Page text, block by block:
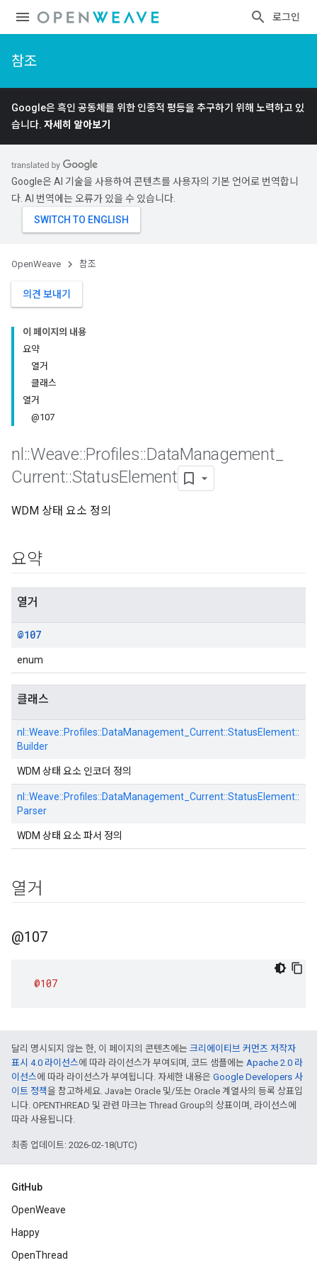
로그인
참조
Google은 흑인 공동체를 위한 인종적 평등을 추구하기 위해 노력하고 있
습니다. 자세히 알아보기
Google은 AI 기술을 사용하여 콘텐츠를 사용자의 기본 언어로 번역합니
다. AI 번역에는 오류가 있을 수 있습니다.
OpenWeave 참조
의견 보내기
이 페이지의 내용
요약
열거
클래스
열거
@107
nl ::Weave::Profiles::DataManagement
Current::StatusElement
WDM 상태 요소 정의
요약
열거
@107
enum
클래스
nl::Weave::Profiles::DataManagement_Current::StatusElement::
Builder
WDM 상태 요소 인코더 정의
nl::Weave::Profiles::DataManagement_Current::StatusElement::
Parser
WDM 상태 요소 파서 정의
열거
@107
@107
달리 명시되지 않는 한, 이 페이지의 콘텐츠에는 크리에이티브 커먼즈 저작자
표시 4.0 라이선스에 따라 라이선스가 부여되며, 코드 샘플에는 Apache 2.0 라
이선스에 따라 라이선스가 부여됩니다. 자세한 내용은 Google Developers 사
이트 정책을 참고하세요. Java는 Oracle 및/또는 Oracle 계열사의 등록 상표입
니다. OPENTHREAD 및 관련 마크는 Thread Group의 상표이며, 라이선스에
따라 사용됩니다.
최종 업데이트: 2026-02-18(UTC)
GitHub
OpenWeave
Happy
OpenThread